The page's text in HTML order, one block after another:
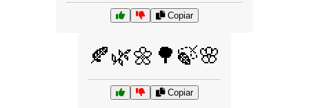
Copiar
🍂🌿🌼🌳🍃🌸
Copiar